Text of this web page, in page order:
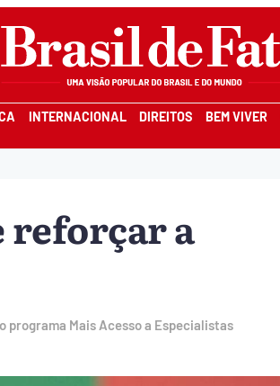
INTERNACIONAL DIREITOS BEM VIVER
reforçar a
programa Mais Acesso a Especialistas